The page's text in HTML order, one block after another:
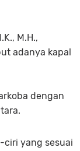
M.H.,
adanya kapal
dengan
ciri yang sesuai